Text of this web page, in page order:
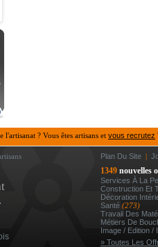
l'artisanat ? Vous êtes artisans et vous recrutez
Plan Du Site |
1349 nouvelles
Services À La
Construction Et
Décoration
Santé (273)
Travail Des
Métiers De
Image / Edition /
» Toutes Les